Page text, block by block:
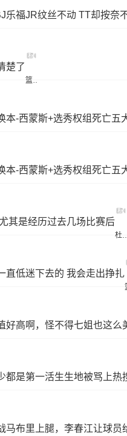
乐福JR纹丝不动 TT却按奈
楚了
标
篮球
本-西蒙斯+选秀权组死亡五
本-西蒙斯+选秀权组死亡五
其是经历过去几场比赛后
标
杜
直低迷下去的 我会走出挣扎
好高啊，怪不得七姐也这么
都是第一活生生地被骂上热
马布里上腿，李春江让球员